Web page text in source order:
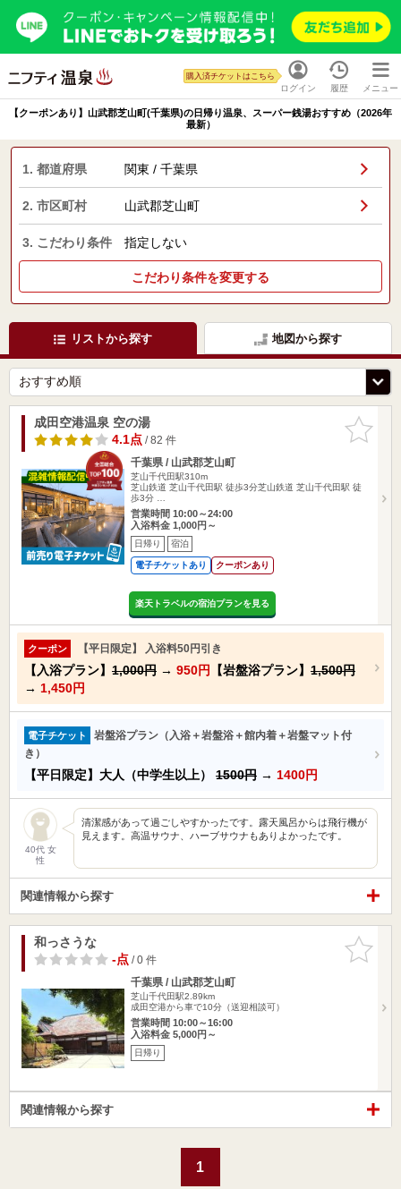
ログイン
購入済チケットはこちら
履歴 メニュー
【クーポンあり】山武郡芝山町(千葉県)の日帰り温泉、スーパー銭湯おすすめ（2026年
最新）
1. 都道府県 関東 / 千葉県
2. 市区町村 山武郡芝山町
3. こだわり条件 指定しない
こだわり条件を変更する
リストから探す 地図から探す
お気に入
りに追加
成田空港温泉 空の湯
4.1点/ 82 件
千葉県 / 山武郡芝山町
芝山千代田駅310m
芝山鉄道 芝山千代田駅 徒歩3分芝山鉄道 芝山千代田駅 徒
歩3分 …
営業時間 10:00～24:00
入浴料金 1,000円～
日帰り 宿泊
電子チケットあり クーポンあり
楽天トラベルの宿泊プランを見る
クーポン 【平日限定】 入浴料50円引き
【入浴プラン】 1,000円 → 950円 【岩盤浴プラン】 1,500円
→ 1,450円
電子チケット
岩盤浴プラン（入浴＋岩盤浴＋館内着＋岩盤マット付
き）
【平日限定】大人（中学生以上） 1500円 → 1400円
40代 女
性
清潔感があって過ごしやすかったです。露天風呂からは飛行機が
見えます。高温サウナ、ハーブサウナもありよかったです。
関連情報から探す
お気に入
りに追加
和っさうな
-点/ 0 件
千葉県 / 山武郡芝山町
芝山千代田駅2.89km
成田空港から車で10分（送迎相談可）
営業時間 10:00～16:00
入浴料金 5,000円～
日帰り
関連情報から探す
1